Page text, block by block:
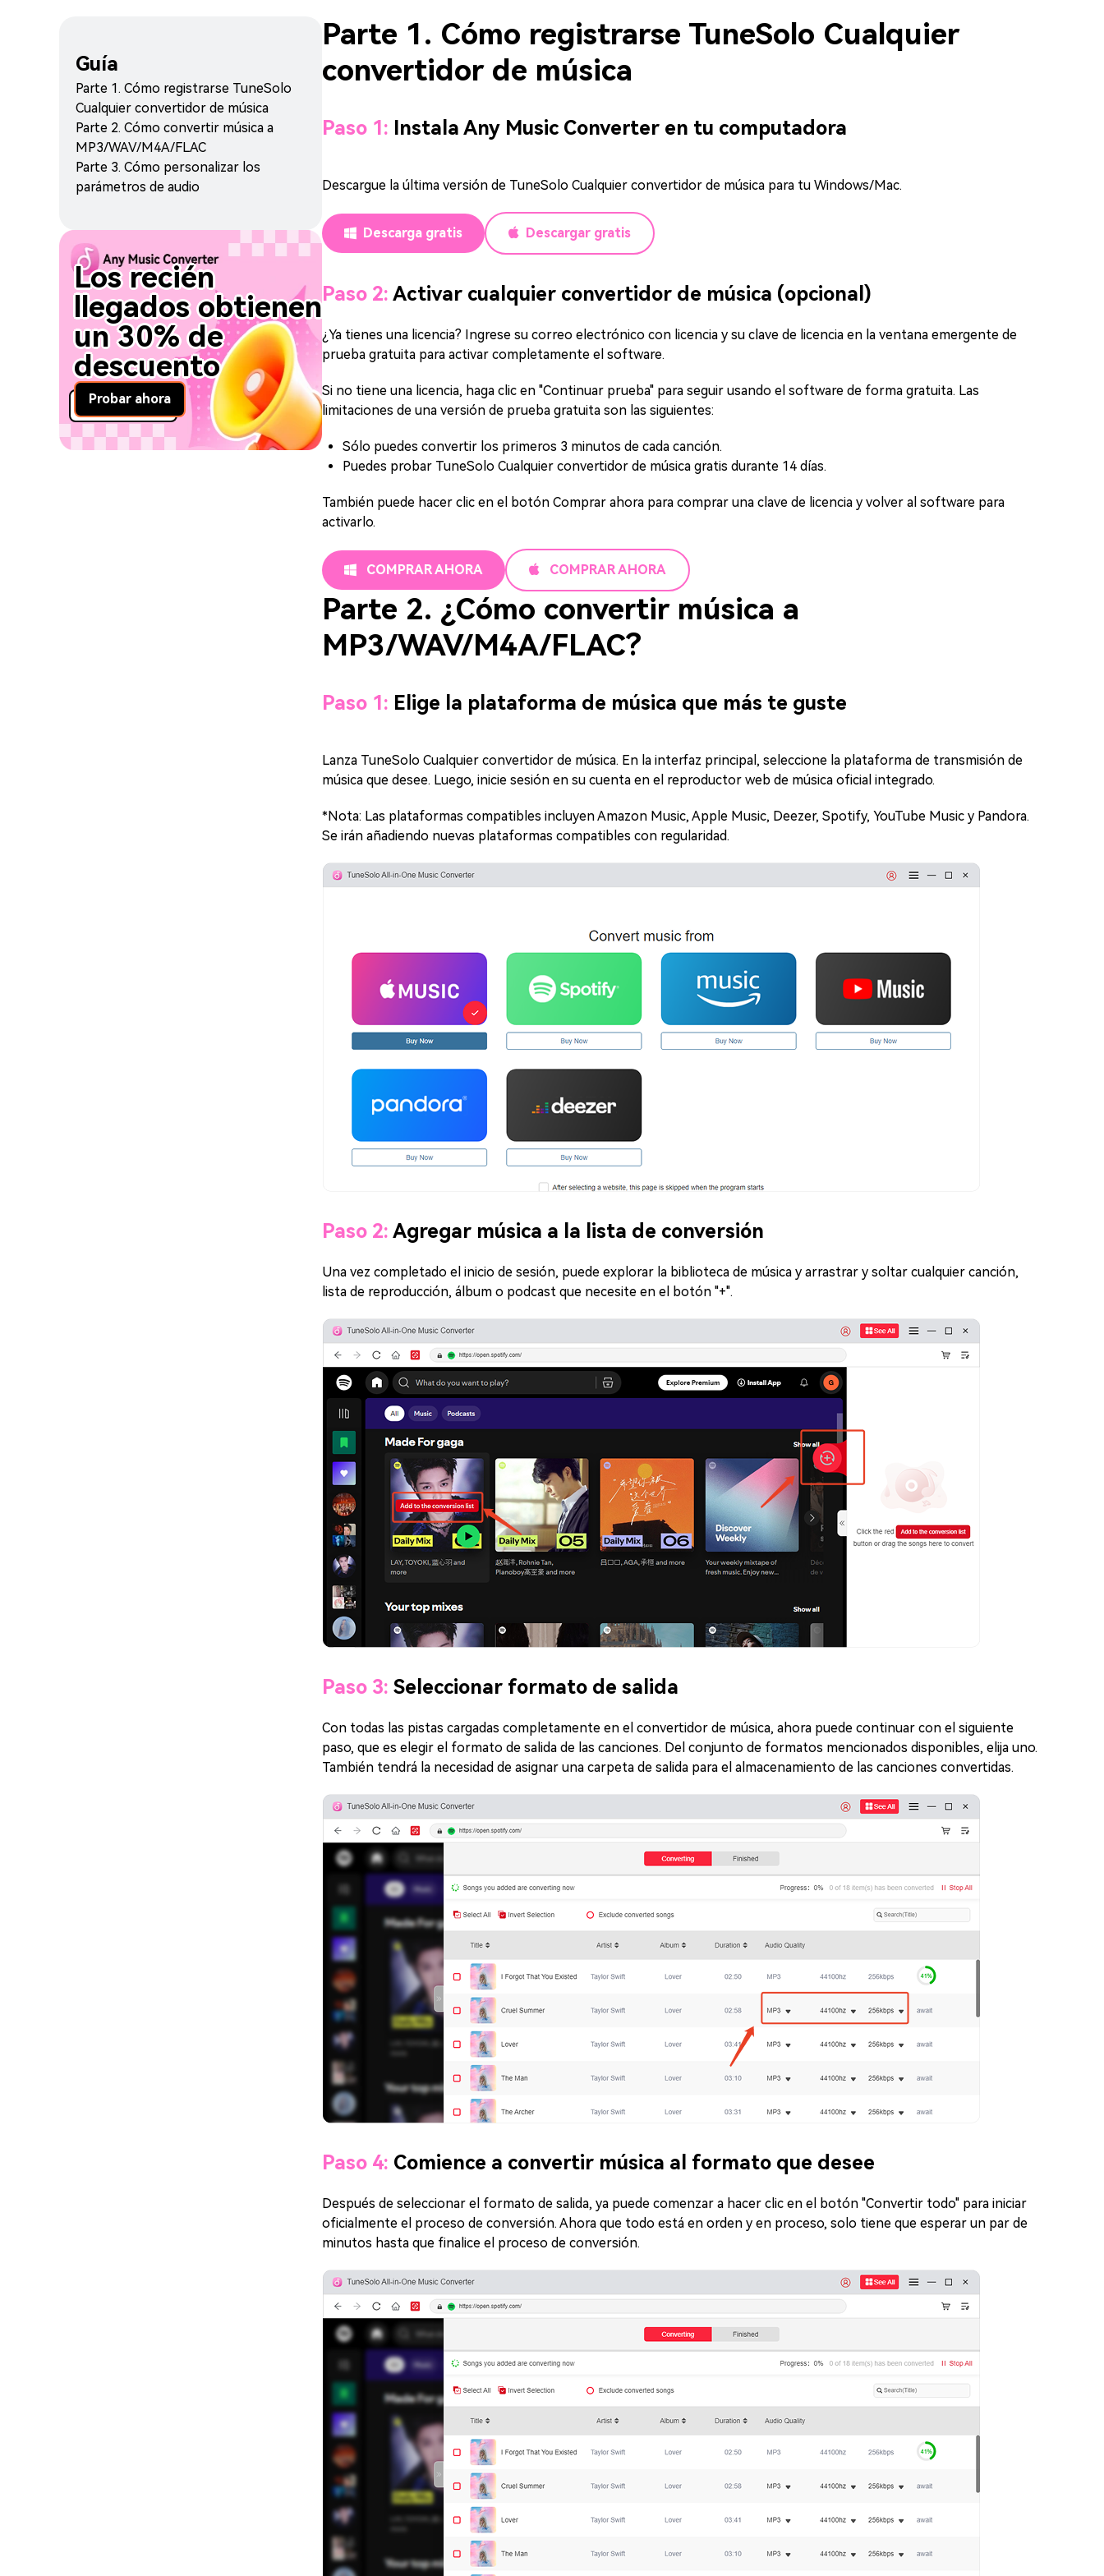
Guía
Parte 1. Cómo registrarse TuneSolo
Cualquier convertidor de música
Parte 2. Cómo convertir música a
MP3/WAV/M4A/FLAC
Parte 3. Cómo personalizar los
parámetros de audio
Los recién
llegados obtienen
un 30% de
descuento
Probar ahora
Parte 1. Cómo registrarse TuneSolo Cualquier
convertidor de música
Paso 1: Instala Any Music Converter en tu computadora
Descargue la última versión de TuneSolo Cualquier convertidor de música para tu Windows/Mac.
Descarga gratis Descargar gratis
Paso 2: Activar cualquier convertidor de música (opcional)
¿Ya tienes una licencia? Ingrese su correo electrónico con licencia y su clave de licencia en la ventana emergente de
prueba gratuita para activar completamente el software.
Si no tiene una licencia, haga clic en "Continuar prueba" para seguir usando el software de forma gratuita. Las
limitaciones de una versión de prueba gratuita son las siguientes:
Sólo puedes convertir los primeros 3 minutos de cada canción.
Puedes probar TuneSolo Cualquier convertidor de música gratis durante 14 días.
También puede hacer clic en el botón Comprar ahora para comprar una clave de licencia y volver al software para
activarlo.
COMPRAR AHORA COMPRAR AHORA
Parte 2. ¿Cómo convertir música a
MP3/WAV/M4A/FLAC?
Paso 1: Elige la plataforma de música que más te guste
Lanza TuneSolo Cualquier convertidor de música. En la interfaz principal, seleccione la plataforma de transmisión de
música que desee. Luego, inicie sesión en su cuenta en el reproductor web de música oficial integrado.
*Nota: Las plataformas compatibles incluyen Amazon Music, Apple Music, Deezer, Spotify, YouTube Music y Pandora.
Se irán añadiendo nuevas plataformas compatibles con regularidad.
Paso 2: Agregar música a la lista de conversión
Una vez completado el inicio de sesión, puede explorar la biblioteca de música y arrastrar y soltar cualquier canción,
lista de reproducción, álbum o podcast que necesite en el botón "+".
Paso 3: Seleccionar formato de salida
Con todas las pistas cargadas completamente en el convertidor de música, ahora puede continuar con el siguiente
paso, que es elegir el formato de salida de las canciones. Del conjunto de formatos mencionados disponibles, elija uno.
También tendrá la necesidad de asignar una carpeta de salida para el almacenamiento de las canciones convertidas.
Paso 4: Comience a convertir música al formato que desee
Después de seleccionar el formato de salida, ya puede comenzar a hacer clic en el botón "Convertir todo" para iniciar
oficialmente el proceso de conversión. Ahora que todo está en orden y en proceso, solo tiene que esperar un par de
minutos hasta que finalice el proceso de conversión.